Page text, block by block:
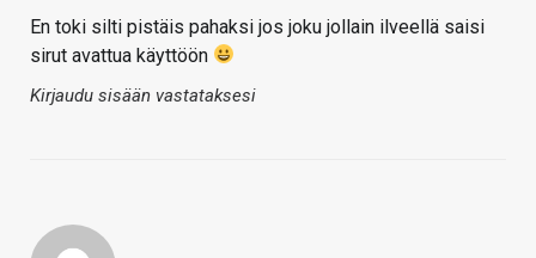
En toki silti pistäis pahaksi jos joku jollain ilveellä saisi
sirut avattua käyttöön
Kirjaudu sisään vastataksesi